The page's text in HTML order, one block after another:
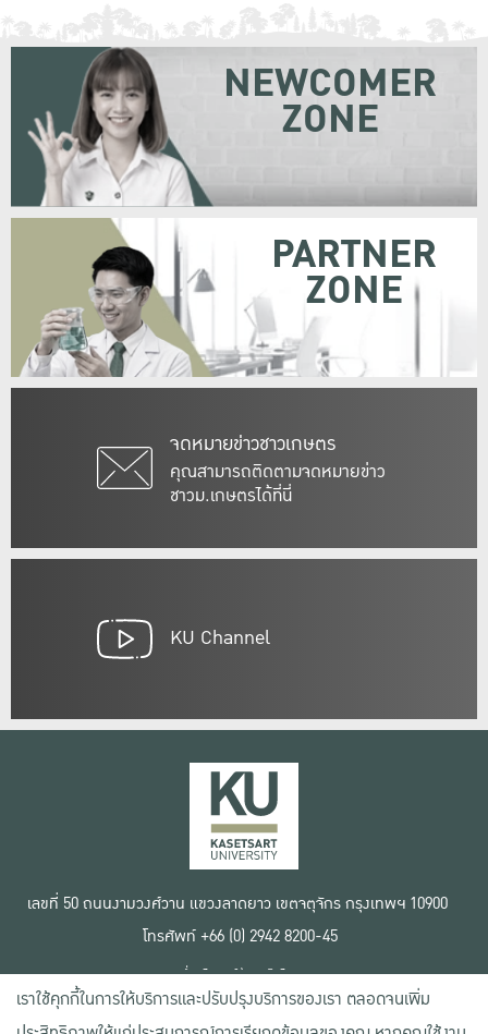
จดหมายข่าวชาวเกษตร
คุณสามารถติดตามจดหมายข่าว
ชาวม.เกษตรได้ที่นี่
NEWCOMER
ZONE
PARTNER
ZONE
KU Channel
เลขที่ 50 ถนนงามวงศ์วาน แขวงลาดยาว เขตจตุจักร กรุงเทพฯ 10900
โทรศัพท์ +66 (0) 2942 8200-45
เงื่อนไขการใช้งานเว็บไซต์
ข้อตกลงด้านสิทธิ์ใช้งาน
นโยบายความเป็นส่วนตัว
เราใช้คุกกี้ในการให้บริการและปรับปรุงบริการของเรา ตลอดจนเพิ่ม